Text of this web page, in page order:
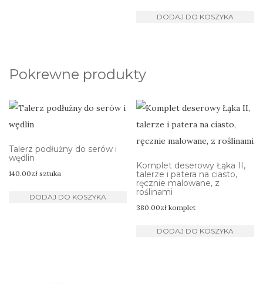
DODAJ DO KOSZYKA
Pokrewne produkty
Talerz podłużny do serów i
wędlin
140.00zł sztuka
DODAJ DO KOSZYKA
Komplet deserowy Łąka II,
talerze i patera na ciasto,
ręcznie malowane, z
roślinami
380.00zł komplet
DODAJ DO KOSZYKA